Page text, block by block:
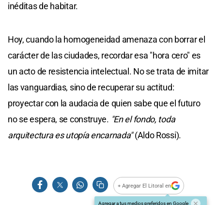
inéditas de habitar.
Hoy, cuando la homogeneidad amenaza con borrar el
carácter de las ciudades, recordar esa "hora cero" es
un acto de resistencia intelectual. No se trata de imitar
las vanguardias, sino de recuperar su actitud:
proyectar con la audacia de quien sabe que el futuro
no se espera, se construye. "En el fondo, toda
arquitectura es utopía encarnada"(Aldo Rossi).
+ Agregar El Litoral en
Agregar a tus medios preferidos en Google